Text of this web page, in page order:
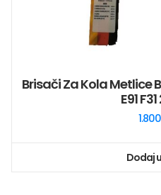
Brisači Za Kola Metlice
E91
1.800
Dodaj